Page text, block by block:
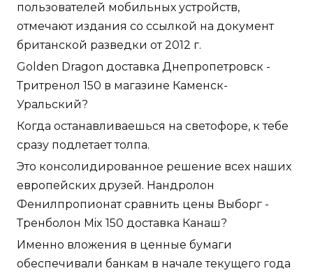
пользователей мобильных устройств,
отмечают издания со ссылкой на документ
британской разведки от 2012 г.
Golden Dragon доставка Днепропетровск -
Тритренол 150 в магазине Каменск-
Уральский?
Когда останавливаешься на светофоре, к тебе
сразу подлетает толпа.
Это консолидированное решение всех наших
европейских друзей. Нандролон
Фенилпропионат сравнить цены Выборг -
Тренболон Mix 150 доставка Канаш?
Именно вложения в ценные бумаги
обеспечивали банкам в начале текущего года